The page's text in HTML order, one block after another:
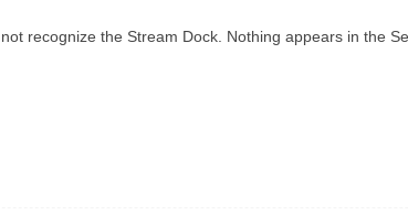
recognize the Stream Dock. Nothing appears in the